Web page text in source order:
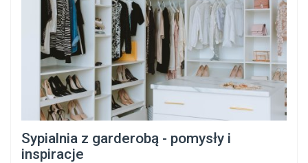
Sypialnia z garderobą - pomysły i
inspiracje